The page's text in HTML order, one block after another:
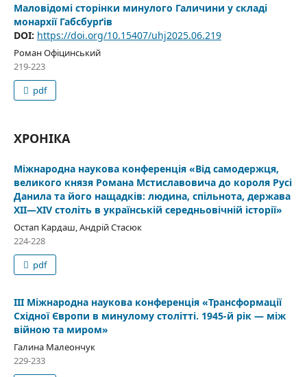
Маловідомі сторінки минулого Галичини у складі
монархії Габсбурґів
DOI: https://doi.org/10.15407/uhj2025.06.219
Роман Офіцинський
219-223
pdf
ХРОНІКА
Міжнародна наукова конференція «Від самодержця,
великого князя Романа Мстиславовича до короля Русі
Данила та його нащадків: людина, спільнота, держава
ХІІ—XIV століть в українській середньовічній історії»
Остап Кардаш, Андрій Стасюк
224-228
pdf
ІІІ Міжнародна наукова конференція «Трансформації
Східної Європи в минулому столітті. 1945-й рік — між
війною та миром»
Галина Малеончук
229-233